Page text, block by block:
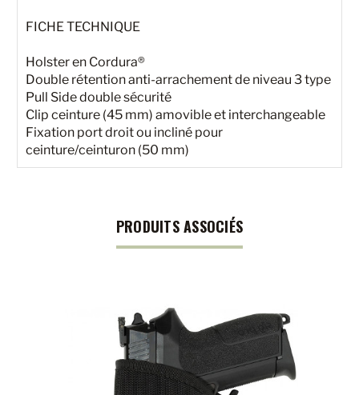
FICHE TECHNIQUE
Holster en Cordura®
Double rétention anti-arrachement de niveau 3 type
Pull Side double sécurité
Clip ceinture (45 mm) amovible et interchangeable
Fixation port droit ou incliné pour
ceinture/ceinturon (50 mm)
PRODUITS ASSOCIÉS